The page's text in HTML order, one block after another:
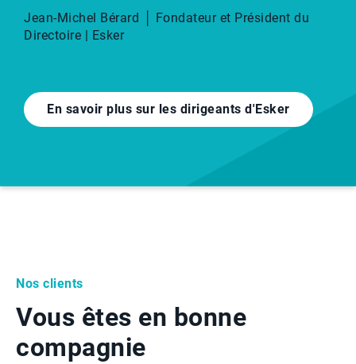
Jean-Michel Bérard │ Fondateur et Président du
Directoire | Esker
En savoir plus sur les dirigeants d'Esker
Nos clients
Vous êtes en bonne
compagnie